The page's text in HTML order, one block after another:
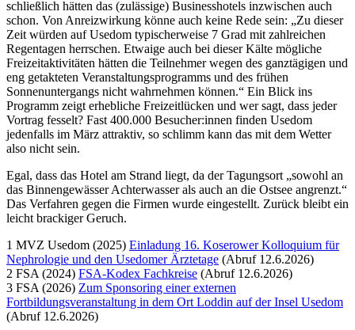
schließlich hätten das (zulässige) Businesshotels inzwischen auch
schon. Von Anreizwirkung könne auch keine Rede sein: „Zu dieser
Zeit würden auf Usedom typischerweise 7 Grad mit zahlreichen
Regentagen herrschen. Etwaige auch bei dieser Kälte mögliche
Freizeitaktivitäten hätten die Teilnehmer wegen des ganztägigen und
eng getakteten Veranstaltungsprogramms und des frühen
Sonnenuntergangs nicht wahrnehmen können.“ Ein Blick ins
Programm zeigt erhebliche Freizeitlücken und wer sagt, dass jeder
Vortrag fesselt? Fast 400.000 Besucher:innen finden Usedom
jedenfalls im März attraktiv, so schlimm kann das mit dem Wetter
also nicht sein.
Egal, dass das Hotel am Strand liegt, da der Tagungsort „sowohl an
das Binnengewässer Achterwasser als auch an die Ostsee angrenzt.“
Das Verfahren gegen die Firmen wurde eingestellt. Zurück bleibt ein
leicht brackiger Geruch.
1 MVZ Usedom (2025) Einladung 16. Koserower Kolloquium für
Nephrologie und den Usedomer Ärztetage (Abruf 12.6.2026)
2 FSA (2024) FSA-Kodex Fachkreise (Abruf 12.6.2026)
3 FSA (2026) Zum Sponsoring einer externen
Fortbildungsveranstaltung in dem Ort Loddin auf der Insel Usedom
(Abruf 12.6.2026)